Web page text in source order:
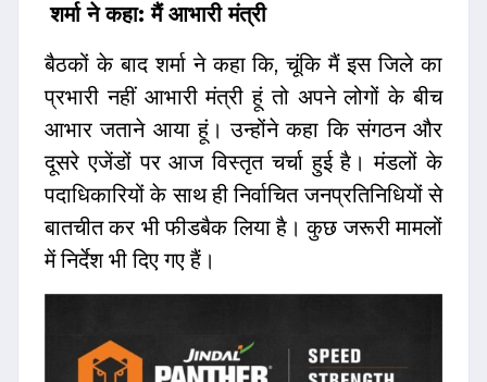
शर्मा ने कहा: मैं आभारी मंत्री
बैठकों के बाद शर्मा ने कहा कि, चूंकि मैं इस जिले का
प्रभारी नहीं आभारी मंत्री हूं तो अपने लोगों के बीच
आभार जताने आया हूं। उन्होंने कहा कि संगठन और
दूसरे एजेंडों पर आज विस्तृत चर्चा हुई है। मंडलों के
पदाधिकारियों के साथ ही निर्वाचित जनप्रतिनिधियों से
बातचीत कर भी फीडबैक लिया है। कुछ जरूरी मामलों
में निर्देश भी दिए गए हैं।